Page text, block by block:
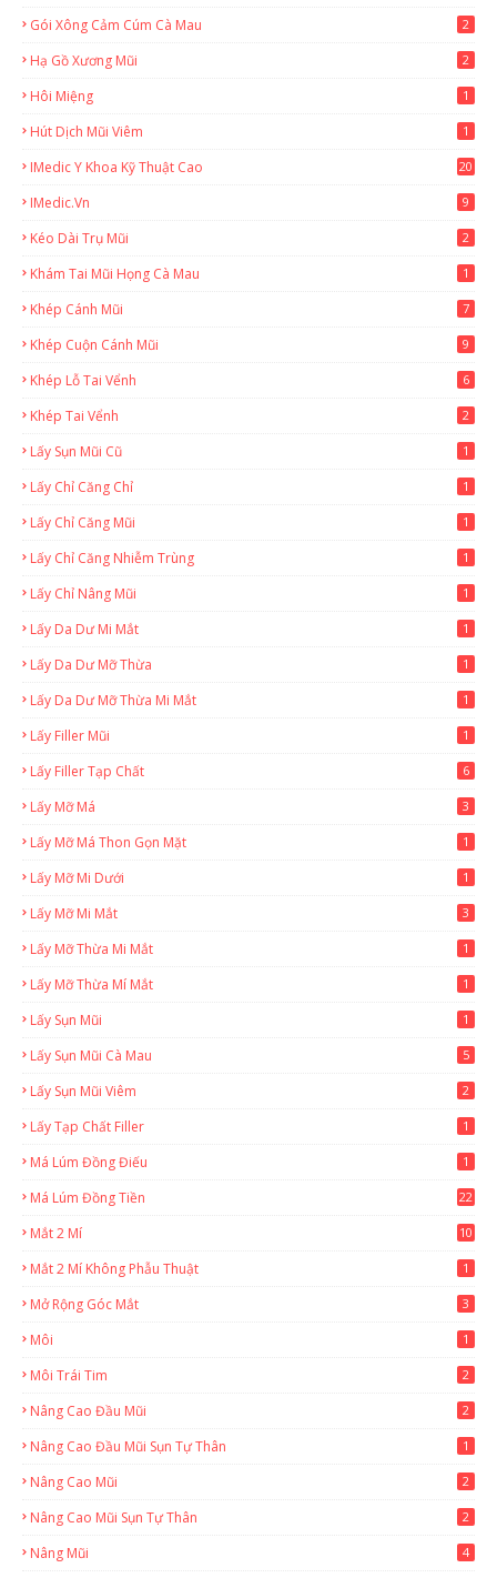
Gói Xông Cảm Cúm Cà Mau 2
Hạ Gồ Xương Mũi 2
Hôi Miệng 1
Hút Dịch Mũi Viêm 1
IMedic Y Khoa Kỹ Thuật Cao
20
IMedic.vn 9
Kéo Dài Trụ Mũi 2
Khám Tai Mũi Họng Cà Mau 1
Khép Cánh Mũi 7
Khép Cuộn Cánh Mũi 9
Khép Lỗ Tai Vểnh 6
Khép Tai Vểnh 2
Lấy Sụn Mũi Cũ 1
Lấy Chỉ Căng Chỉ 1
Lấy Chỉ Căng Mũi 1
Lấy Chỉ Căng Nhiễm Trùng 1
Lấy Chỉ Nâng Mũi 1
Lấy Da Dư Mi Mắt 1
Lấy Da Dư Mỡ Thừa 1
Lấy Da Dư Mỡ Thừa Mi Mắt 1
Lấy Filler Mũi 1
Lấy Filler Tạp Chất 6
Lấy Mỡ Má 3
Lấy Mỡ Má Thon Gọn Mặt 1
Lấy Mỡ Mi Dưới 1
Lấy Mỡ Mi Mắt 3
Lấy Mỡ Thừa Mi Mắt 1
Lấy Mỡ Thừa Mí Mắt 1
Lấy Sụn Mũi 1
Lấy Sụn Mũi Cà Mau 5
Lấy Sụn Mũi Viêm 2
Lấy Tạp Chất Filler 1
Má Lúm Đồng Điếu 1
Má Lúm Đồng Tiền 22
Mắt 2 Mí 10
Mắt 2 Mí Không Phẫu Thuật 1
Mở Rộng Góc Mắt 3
Môi 1
Môi Trái Tim 2
Nâng Cao Đầu Mũi 2
Nâng Cao Đầu Mũi Sụn Tự Thân 1
Nâng Cao Mũi 2
Nâng Cao Mũi Sụn Tự Thân 2
Nâng Mũi 4